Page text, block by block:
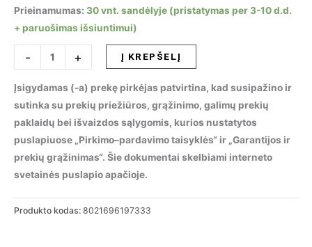
Prieinamumas: 30 vnt. sandėlyje (pristatymas per 3-10 d.d.
+ paruošimas išsiuntimui)
-
produkto
kiekis:
Pakabinamas
šviestuvas
COPERNICO
SP20
NERO,
197333
+ Į KREPŠELĮ
Įsigydamas (-a) prekę pirkėjas patvirtina, kad susipažino ir
sutinka su prekių priežiūros, grąžinimo, galimų prekių
paklaidų bei išvaizdos sąlygomis, kurios nustatytos
puslapiuose „Pirkimo–pardavimo taisyklės“ ir „Garantijos ir
prekių grąžinimas“. Šie dokumentai skelbiami interneto
svetainės puslapio apačioje.
Produkto kodas: 8021696197333